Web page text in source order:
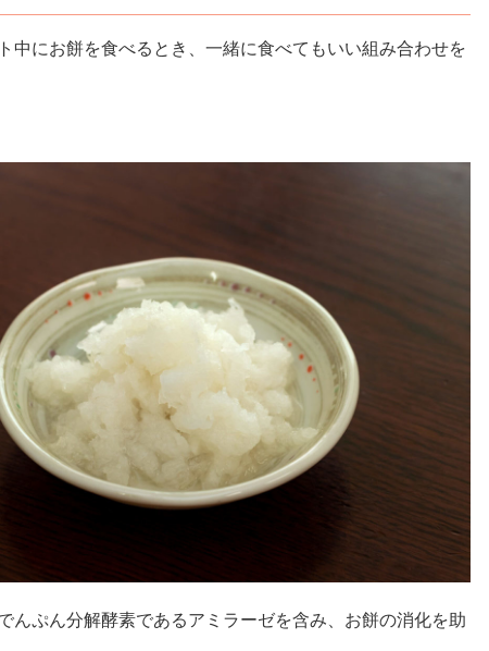
中にお餅を食べるとき、一緒に食べてもいい組み合わせを
んぷん分解酵素であるアミラーゼを含み、お餅の消化を助